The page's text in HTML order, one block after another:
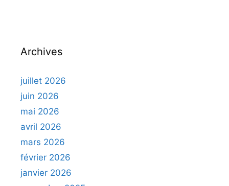
Archives
juillet 2026
juin 2026
mai 2026
avril 2026
mars 2026
février 2026
janvier 2026